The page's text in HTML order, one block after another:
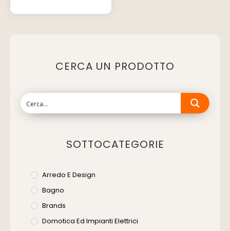
CERCA UN PRODOTTO
SOTTOCATEGORIE
Arredo E Design
Bagno
Brands
Domotica Ed Impianti Elettrici